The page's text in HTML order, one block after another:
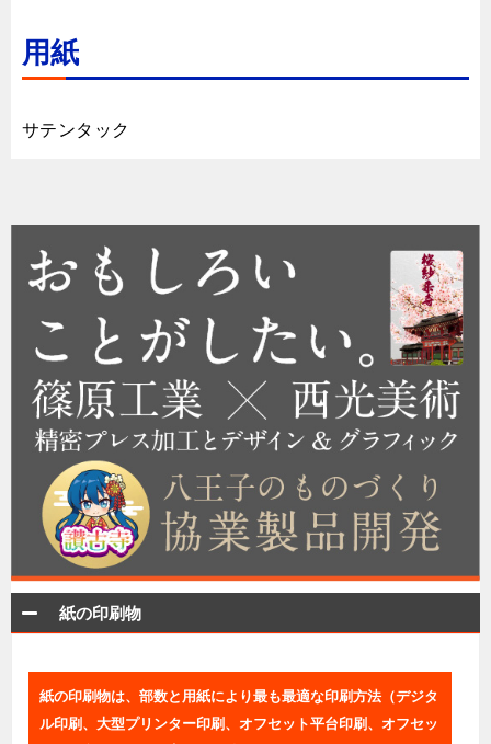
用紙
サテンタック
紙の印刷物
紙の印刷物は、部数と用紙により最も最適な印刷方法（デジタ
ル印刷、大型プリンター印刷、オフセット平台印刷、オフセッ